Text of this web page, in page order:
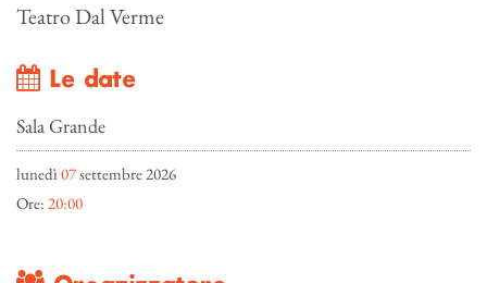
Teatro Dal Verme
Le date
Sala Grande
lunedì 07settembre 2026
Ore: 20:00